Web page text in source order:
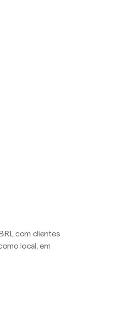
com clientes
local, em